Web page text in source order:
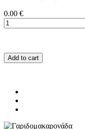
0.00 €
Add to cart